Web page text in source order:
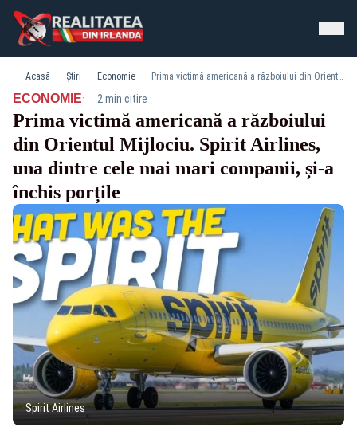
Acasă Știri Economie Prima victimă americană a războiului din Orientul Mijlociu. Spirit Airlines, una dintre cele mai mari companii, și-a închis porțile
ECONOMIE· 2 min citire
Prima victimă americană a războiului
din Orientul Mijlociu. Spirit Airlines,
una dintre cele mai mari companii, și-a
închis porțile
Spirit Airlines